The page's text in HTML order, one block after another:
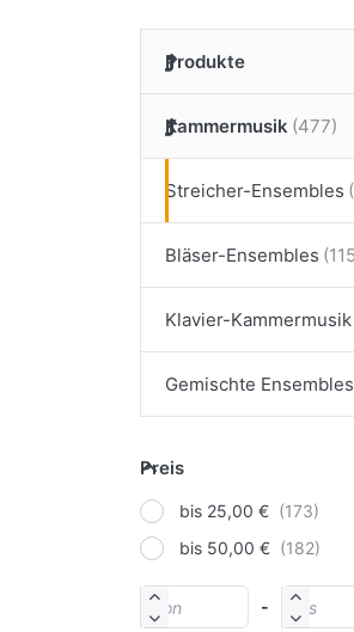
Produkte
Kammermusik
Streicher-Ensembles
Bläser-Ensembles
Klavier-Kammermusik
Gemischte Ensembles
Preis
bis 25,00 €
bis 50,00 €
-